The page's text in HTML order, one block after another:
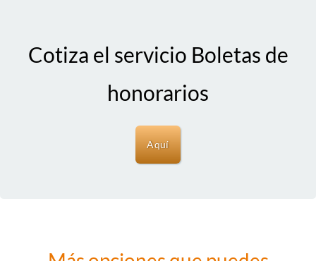
Cotiza el servicio Boletas de
honorarios
Aquí